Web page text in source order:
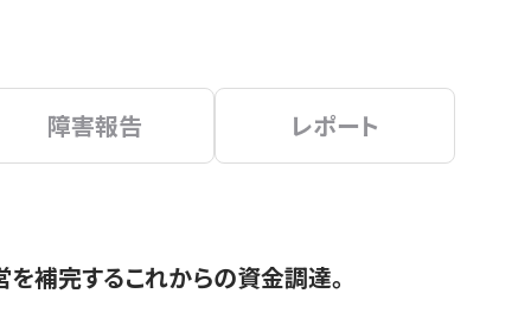
障害報告 レポート
補完するこれからの資金調達。